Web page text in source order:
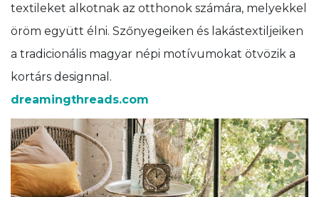
textileket alkotnak az otthonok számára, melyekkel
öröm együtt élni. Szőnyegeiken és lakástextiljeiken
a tradicionális magyar népi motívumokat ötvözik a
kortárs designnal.
dreamingthreads.com